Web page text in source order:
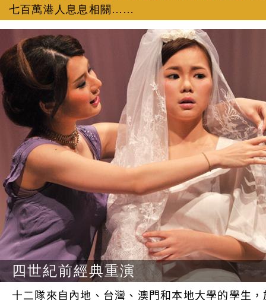
七百萬港人息息相關……
四世紀前經典重演
十二隊來自內地、台灣、澳門和本地大學的學生，